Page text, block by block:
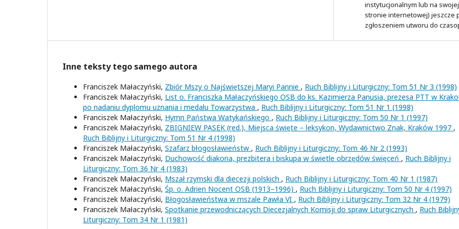
instytucjonalnym lub na swojej
stronie internetowej) jeszcze
zgłoszeniem utworu do
Inne teksty tego samego autora
Franciszek Małaczyński, Zbiór Mszy o Najświętszej Maryi Pannie , Ruch Biblijny i Liturgiczny: Tom 51 Nr 3 (1998)
Franciszek Małaczyński, List o. Franciszka Małaczyńskiego OSB do ks. Kazimierza Panusia, prezesa PTT w
po nadaniu dyplomu uznania i medalu Towarzystwa , Ruch Biblijny i Liturgiczny: Tom 51 Nr 1 (1998)
Franciszek Małaczyński, Hymn Państwa Watykańskiego , Ruch Biblijny i Liturgiczny: Tom 50 Nr 1 (1997)
Franciszek Małaczyński, ZBIGNIEW PASEK (red.), Miejsca święte – leksykon, Wydawnictwo Znak, Kraków 1997 ,
Ruch Biblijny i Liturgiczny: Tom 51 Nr 4 (1998)
Franciszek Małaczyński, Szafarz błogosławieństw , Ruch Biblijny i Liturgiczny: Tom 46 Nr 2 (1993)
Franciszek Małaczyński, Duchowość diakona, prezbitera i biskupa w świetle obrzędów święceń , Ruch Biblijny i
Liturgiczny: Tom 36 Nr 4 (1983)
Franciszek Małaczyński, Mszał rzymski dla diecezji polskich , Ruch Biblijny i Liturgiczny: Tom 40 Nr 1 (1987)
Franciszek Małaczyński, Śp. o. Adrien Nocent OSB (1913–1996) , Ruch Biblijny i Liturgiczny: Tom 50 Nr 4 (1997)
Franciszek Małaczyński, Błogosławieństwa w mszale Pawła VI , Ruch Biblijny i Liturgiczny: Tom 32 Nr 4 (1979)
Franciszek Małaczyński, Spotkanie przewodniczących Diecezjalnych Komisji do spraw Liturgicznych , Ruch
Liturgiczny: Tom 34 Nr 1 (1981)